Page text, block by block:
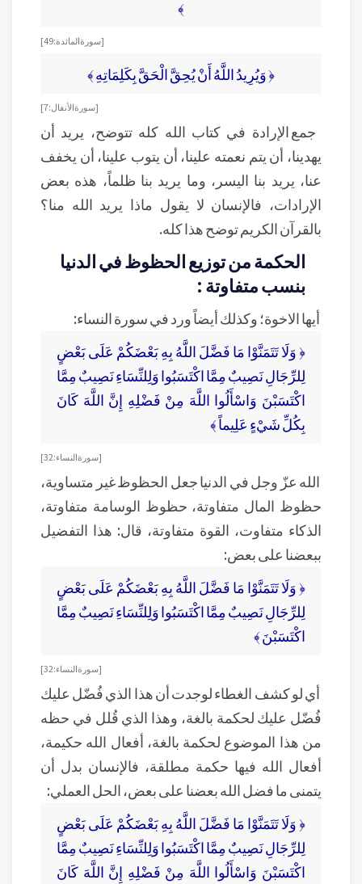
﴾
[ سورة المائدة: 49]
﴿ وَيُرِيدُ اللَّهُ أَنْ يُحِقَّ الْحَقَّ بِكَلِمَاتِهِ ﴾
[ سورة الأنفال :7]
جمع الإرادة في كتاب الله كله تتوضح، يريد أن
يهدينا، أن يتم نعمته علينا، أن يتوب علينا، أن يخفف
عنا، يريد بنا اليسر، وما يريد بنا ظلماً، هذه بعض
الإرادات، فالإنسان لا يقول ماذا يريد الله منا؟
بالقرآن الكريم توضح هذا كله.
الحكمة من توزيع الحظوظ في الدنيا
بنسب متفاوتة :
أيها الاخوة؛ وكذلك أيضاً ورد في سورة النساء:
﴿ وَلَا تَتَمَنَّوْا مَا فَضَّلَ اللَّهُ بِهِ بَعْضَكُمْ عَلَى بَعْضٍ
لِلرِّجَالِ نَصِيبٌ مِمَّا اكْتَسَبُوا وَلِلنِّسَاءِ نَصِيبٌ مِمَّا
اكْتَسَبْنَ وَاسْأَلُوا اللَّهَ مِنْ فَضْلِهِ إِنَّ اللَّهَ كَانَ
بِكُلِّ شَيْءٍ عَلِيماً ﴾
[سورة النساء: 32]
الله عزّ وجل في الدنيا جعل الحظوظ غير متساوية،
حظوظ المال متفاوتة، حظوظ الوسامة متفاوتة،
الذكاء متفاوت، القوة متفاوتة، قال: هذا التفضيل
ببعضنا على بعض:
﴿ وَلَا تَتَمَنَّوْا مَا فَضَّلَ اللَّهُ بِهِ بَعْضَكُمْ عَلَى بَعْضٍ
لِلرِّجَالِ نَصِيبٌ مِمَّا اكْتَسَبُوا وَلِلنِّسَاءِ نَصِيبٌ مِمَّا
اكْتَسَبْنَ ﴾
[سورة النساء: 32]
أي لو كشف الغطاء لوجدت أن هذا الذي فُضّل عليك
فُضّل عليك لحكمة بالغة، وهذا الذي قُلل في حظه
من هذا الموضوع لحكمة بالغة، أفعال الله حكيمة،
أفعال الله فيها حكمة مطلقة، فالإنسان بدل أن
يتمنى ما فضل الله بعضنا على بعض، الحل العملي:
﴿ وَلَا تَتَمَنَّوْا مَا فَضَّلَ اللَّهُ بِهِ بَعْضَكُمْ عَلَى بَعْضٍ
لِلرِّجَالِ نَصِيبٌ مِمَّا اكْتَسَبُوا وَلِلنِّسَاءِ نَصِيبٌ مِمَّا
اكْتَسَبْنَ وَاسْأَلُوا اللَّهَ مِنْ فَضْلِهِ إِنَّ اللَّهَ كَانَ